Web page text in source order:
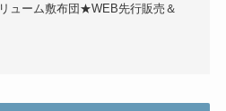
ューム敷布団★WEB先行販売＆